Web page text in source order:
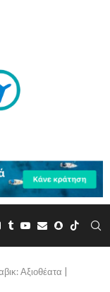
Αξιοθέατα |